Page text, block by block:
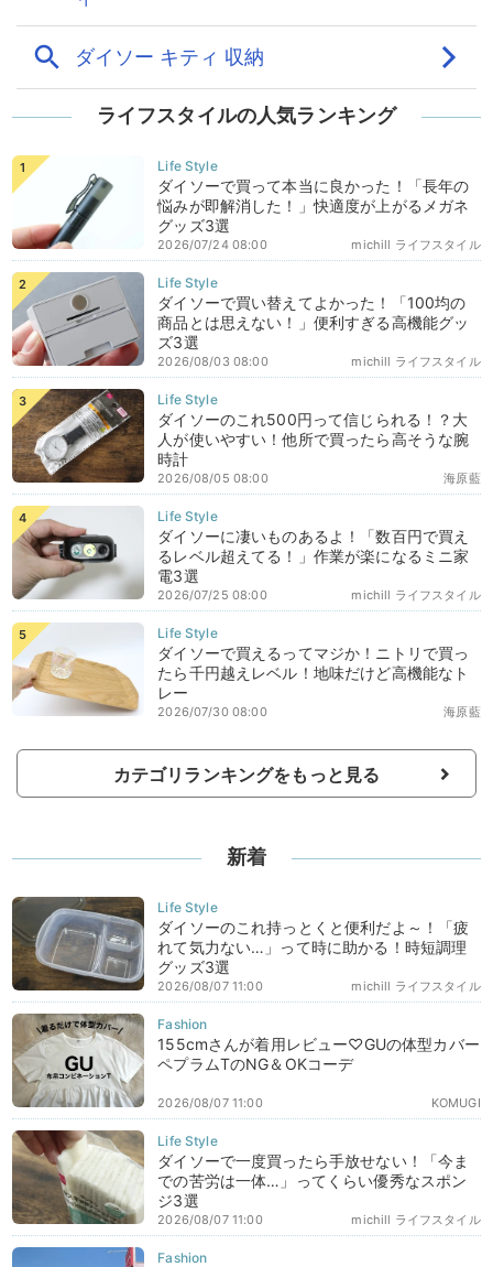
ライフスタイルの人気ランキング
ダイソーで買って本当に良かった！「長年の
悩みが即解消した！」快適度が上がるメガネ
グッズ3選
michill ライフスタイル
2026/07/24 08:00
ダイソーで買い替えてよかった！「100均の
商品とは思えない！」便利すぎる高機能グッ
ズ3選
michill ライフスタイル
2026/08/03 08:00
ダイソーのこれ500円って信じられる！？大
人が使いやすい！他所で買ったら高そうな腕
時計
海原藍
2026/08/05 08:00
ダイソーに凄いものあるよ！「数百円で買え
るレベル超えてる！」作業が楽になるミニ家
電3選
michill ライフスタイル
2026/07/25 08:00
ダイソーで買えるってマジか！ニトリで買っ
たら千円越えレベル！地味だけど高機能なト
レー
海原藍
2026/07/30 08:00
カテゴリランキングをもっと見る
新着
ダイソーのこれ持っとくと便利だよ～！「疲
れて気力ない…」って時に助かる！時短調理
グッズ3選
michill ライフスタイル
2026/08/07 11:00
155cmさんが着用レビュー♡GUの体型カバー
ペプラムTのNG＆OKコーデ
KOMUGI
2026/08/07 11:00
ダイソーで一度買ったら手放せない！「今ま
での苦労は一体…」ってくらい優秀なスポン
ジ3選
michill ライフスタイル
2026/08/07 11:00